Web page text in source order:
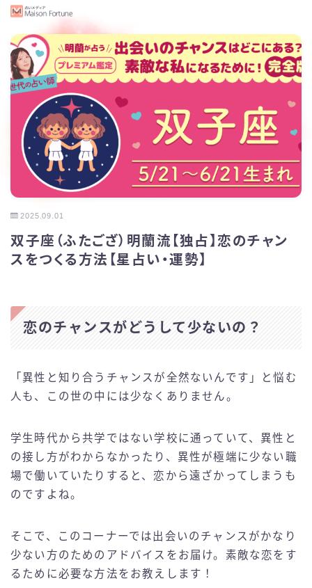
2025.09.01
双子座（ふたござ）明蘭流【独占】恋のチャン
スをつくる方法【星占い・運勢】
恋のチャンスがどうして少ないの？
「異性と知り合うチャンスが全然ないんです」と悩む
人も、この世の中には少なくありません。
学生時代から共学ではない学校に通っていて、異性と
の接し方がわからなかったり、異性が極端に少ない職
場で働いていたりすると、恋から遠ざかってしまうも
のですよね。
そこで、このコーナーでは出会いのチャンスがかなり
少ない方のためのアドバイスをお届け。素敵な恋をす
るために必要な方法をお教えします！